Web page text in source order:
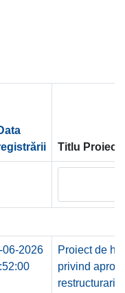
Titlu Proiect
06-2026
Proiect de
privind
restructurarii